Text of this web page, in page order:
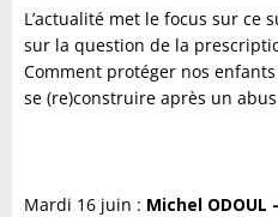
L’actualité met le focus sur ce
sur la question de la
Comment protéger nos
se (re)construire après un
Mardi 16 juin : Michel